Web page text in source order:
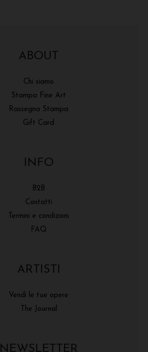
ABOUT
Chi siamo
Stampa Fine Art
Rassegna Stampa
Gift Card
INFO
B2B
Contatti
Termini e condizioni
FAQ
ARTISTI
Vendi le tue opere
The Journal
NEWSLETTER